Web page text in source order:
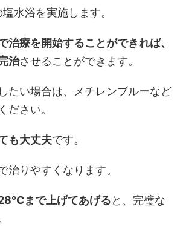
水浴を実施します。
治療を開始することができれば、
治させることができます。
たい場合は、メチレンブルーなど
ださい。
も大丈夫です。
治りやすくなります。
まで上げてあげると、完璧な